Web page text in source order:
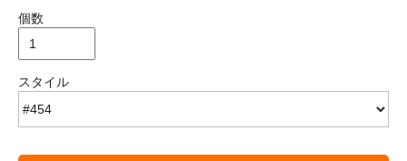
個数
スタイル